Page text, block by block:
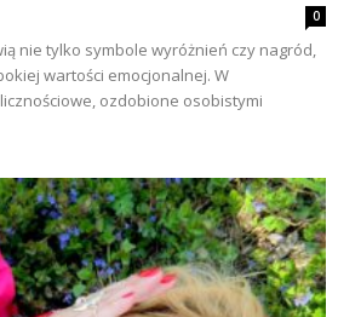
0
nie tylko symbole wyróżnień czy nagród,
wartości emocjonalnej. W
ozdobione osobistymi